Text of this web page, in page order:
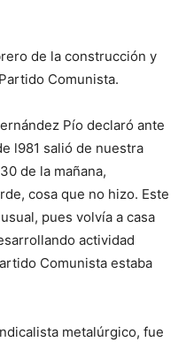
de la construcción y
Comunista.
Pío declaró ante
l981 salió de nuestra
de la mañana,
cosa que no hizo. Este
pues volvía a casa
actividad
Comunista estaba
metalúrgico, fue